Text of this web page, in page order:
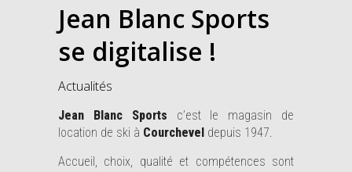
Jean Blanc Sports
se digitalise !
Actualités
Jean Blanc Sports c’est le magasin de
location de ski à Courchevel depuis 1947.
Accueil, choix, qualité et compétences sont